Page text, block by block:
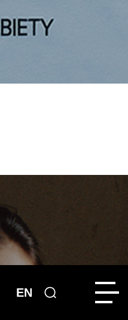
EN